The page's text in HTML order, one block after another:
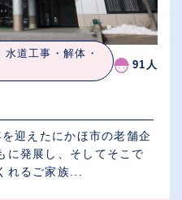
道工事・解体・
91人
迎えたにかほ市の老舗企
に発展し、そしてそこで
れるご家族...